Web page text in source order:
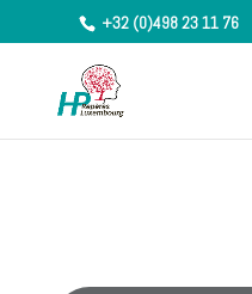
+32 (0)498 23 11 76